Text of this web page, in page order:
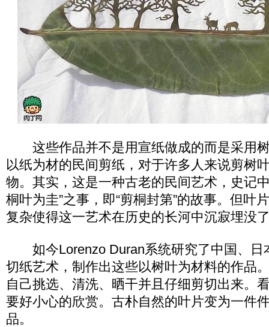
这些作品并不是用宣纸做成的而是采用
以纸为材的民间剪纸，对于许多人来说剪树
物。其实，这是一种古老的民间艺术，史记
桐叶为圭”之事，即“剪桐封第”的故事。但叶
复杂使得这一艺术在历史的长河中沉寂埋没
如今Lorenzo Duran系统研究了中国、日
切纸艺术，制作出这些以树叶为材料的作品
自己挑选、清洗、晒干并且仔细剪切出来。
要好小心的欣赏。古朴自然的叶片变为一件
品。